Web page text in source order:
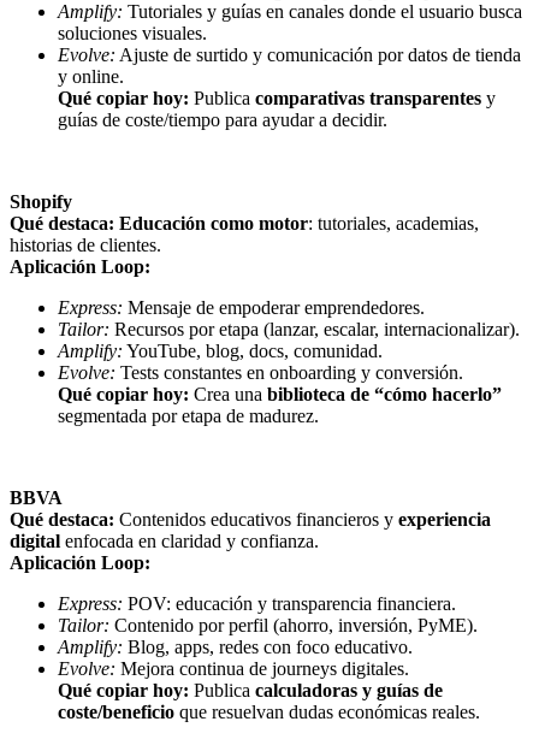
Amplify: Tutoriales y guías en canales donde el usuario busca
soluciones visuales.
Evolve: Ajuste de surtido y comunicación por datos de tienda
y online.
Qué copiar hoy: Publica comparativas transparentes y
guías de coste/tiempo para ayudar a decidir.
Shopify
Qué destaca: Educación como motor: tutoriales, academias,
historias de clientes.
Aplicación Loop:
Express: Mensaje de empoderar emprendedores.
Tailor: Recursos por etapa (lanzar, escalar, internacionalizar).
Amplify: YouTube, blog, docs, comunidad.
Evolve: Tests constantes en onboarding y conversión.
Qué copiar hoy: Crea una biblioteca de “cómo hacerlo”
segmentada por etapa de madurez.
BBVA
Qué destaca: Contenidos educativos financieros y experiencia
digital enfocada en claridad y confianza.
Aplicación Loop:
Express: POV: educación y transparencia financiera.
Tailor: Contenido por perfil (ahorro, inversión, PyME).
Amplify: Blog, apps, redes con foco educativo.
Evolve: Mejora continua de journeys digitales.
Qué copiar hoy: Publica calculadoras y guías de
coste/beneficio que resuelvan dudas económicas reales.